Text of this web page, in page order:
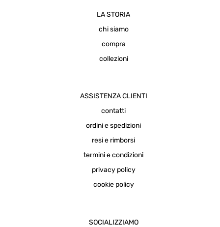
LA STORIA
chi siamo
compra
collezioni
ASSISTENZA CLIENTI
contatti
ordini e spedizioni
resi e rimborsi
termini e condizioni
privacy policy
cookie policy
SOCIALIZZIAMO